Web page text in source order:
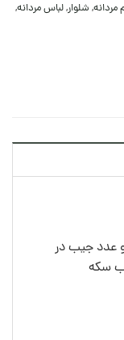
مردانه, شلوار,لباس مردانه,
عدد جیب در
سکه